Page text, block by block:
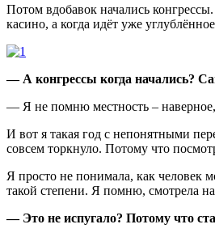
Потом вдобавок начались
касино, а когда идёт уже
— А конгрессы когда начались?
— Я не помню местность – наверное,
И вот я такая год с непонятными
совсем торкнуло. Потому что
Я просто не понимала, как человек
такой степени. Я помню, смотрела
— Это не испугало? Потому что